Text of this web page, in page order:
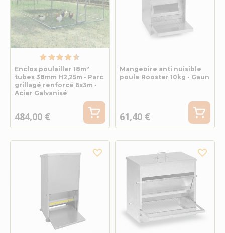
Enclos poulailler 18m²
tubes 38mm H2,25m - Parc
grillagé renforcé 6x3m -
Acier Galvanisé
484,00 €
Mangeoire anti nuisible
poule Rooster 10kg - Gaun
61,40 €